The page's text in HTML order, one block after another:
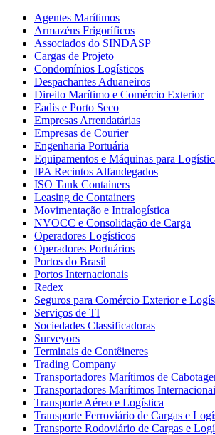
Agentes Marítimos
Armazéns Frigoríficos
Associados do SINDASP
Cargas de Projeto
Condomínios Logísticos
Despachantes Aduaneiros
Direito Marítimo e Comércio Exterior
Eadis e Porto Seco
Empresas Arrendatárias
Empresas de Courier
Engenharia Portuária
Equipamentos e Máquinas para
IPA Recintos Alfandegados
ISO Tank Containers
Leasing de Containers
Movimentação e Intralogística
NVOCC e Consolidação de Carga
Operadores Logísticos
Operadores Portuários
Portos do Brasil
Portos Internacionais
Redex
Seguros para Comércio Exterior e
Serviços de TI
Sociedades Classificadoras
Surveyors
Terminais de Contêineres
Trading Company
Transportadores Marítimos de
Transportadores Marítimos
Transporte Aéreo e Logística
Transporte Ferroviário de Cargas e
Transporte Rodoviário de Cargas e